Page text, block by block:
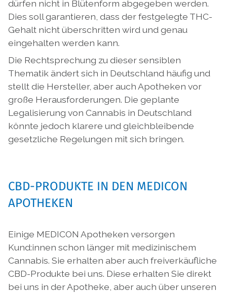
dürfen nicht in Blütenform abgegeben werden.
Dies soll garantieren, dass der festgelegte THC-
Gehalt nicht überschritten wird und genau
eingehalten werden kann.
Die Rechtsprechung zu dieser sensiblen
Thematik ändert sich in Deutschland häufig und
stellt die Hersteller, aber auch Apotheken vor
große Herausforderungen. Die geplante
Legalisierung von Cannabis in Deutschland
könnte jedoch klarere und gleichbleibende
gesetzliche Regelungen mit sich bringen.
CBD-PRODUKTE IN DEN MEDICON
APOTHEKEN
Einige MEDICON Apotheken versorgen
Kund:innen schon länger mit medizinischem
Cannabis. Sie erhalten aber auch freiverkäufliche
CBD-Produkte bei uns. Diese erhalten Sie direkt
bei uns in der Apotheke, aber auch über unseren